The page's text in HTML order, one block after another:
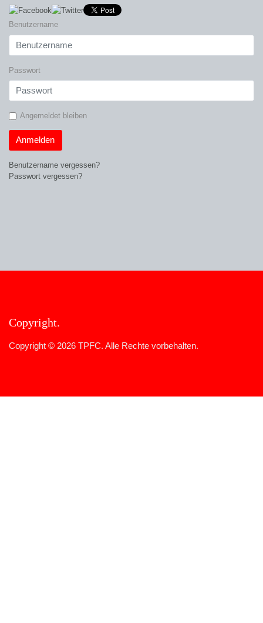
Benutzername
Passwort
Angemeldet bleiben
Anmelden
Benutzername vergessen?
Passwort vergessen?
Copyright
Copyright © 2026 TPFC. Alle Rechte vorbehalten.